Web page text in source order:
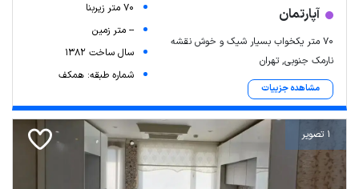
آپارتمان
۷۰ متر یکخواب بسیار شیک و خوش نقشه
نارمک جنوبی, تهران
مشاهده جزییات
70 متر زیربنا
-- متر زمین
سال ساخت 1382
شماره طبقه: همکف
1 تصویر